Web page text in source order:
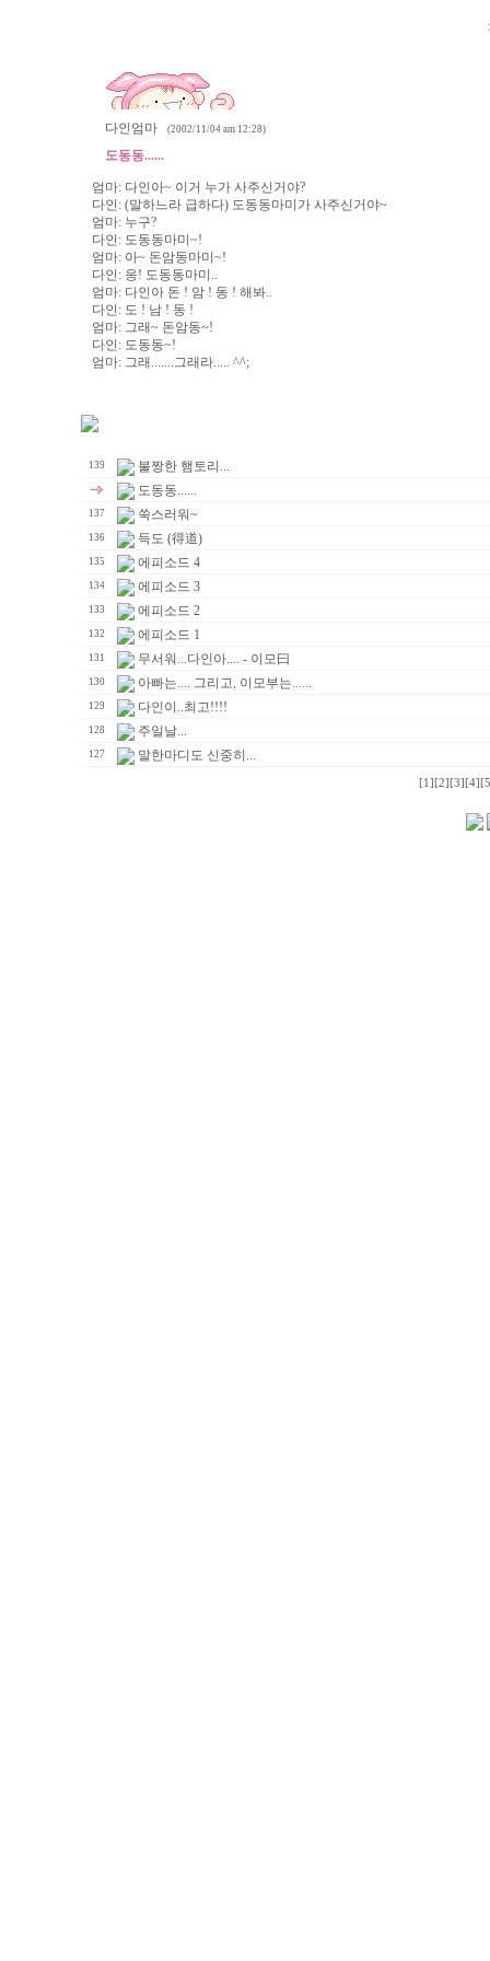
다인엄마 (2002/11/04 am 12:28)
도동동......
엄마: 다인아~ 이거 누가 사주신거야?
다인: (말하느라 급하다) 도동동마미가 사주신거야~
엄마: 누구?
다인: 도동동마미~!
엄마: 아~ 돈암동마미~!
다인: 응! 도동동마미..
엄마: 다인아 돈 ! 암 ! 동 ! 해봐..
다인: 도 ! 남 ! 동 !
엄마: 그래~ 돈암동~!
다인: 도동동~!
엄마: 그래.......그래라..... ^^;
139
불짱한 햄토리...
도동동......
137 쑥스러워~
136 득도 (得道)
135 에피소드 4
134 에피소드 3
133 에피소드 2
132 에피소드 1
131 무서워...다인아.... - 이모曰
130 아빠는.... 그리고, 이모부는......
129 다인이..최고!!!!
128 주일날...
127 말한마디도 신중히...
[1] [2] [3] [4]